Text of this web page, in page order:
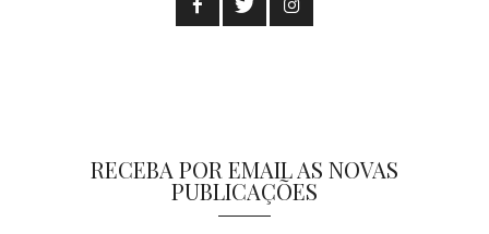
RECEBA POR EMAIL AS NOVAS
PUBLICAÇÕES